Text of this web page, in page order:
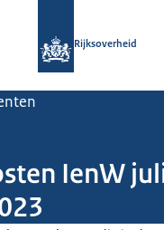
Rijksoverheid
IenW